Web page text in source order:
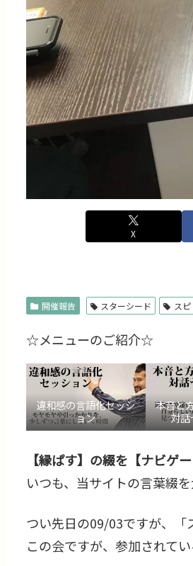
X
開催報告 スターシード ス
☆メニューのご紹介☆
違和感の言語化セッシ
ョン
本音と
対
【縁ぱす】の綴を【ナビゲ
いつも、当サイトの言葉綴
つい先日の09/03ですが、
この会ですが、参加されて